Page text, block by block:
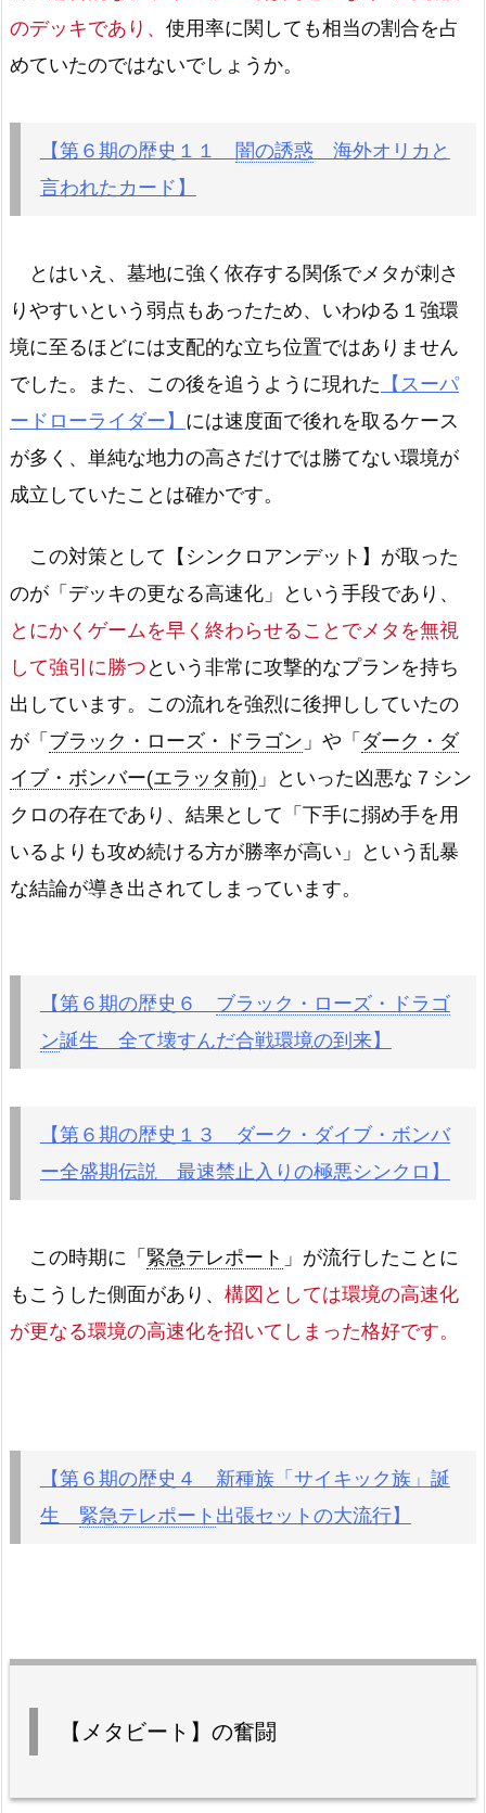
のデッキであり、 使用率に関しても相当の割合を占
めていたのではないでしょうか。
【第６期の歴史１１ 闇の誘惑 海外オリカと
言われたカード】
とはいえ、墓地に強く依存する関係でメタが刺さ
りやすいという弱点もあったため、いわゆる１強環
境に至るほどには支配的な立ち位置ではありません
でした。また、この後を追うように現れた 【スーパ
ードローライダー】 には速度面で後れを取るケース
が多く、単純な地力の高さだけでは勝てない環境が
成立していたことは確かです。
この対策として【シンクロアンデット】が取った
のが「デッキの更なる高速化」という手段であり、
とにかくゲームを早く終わらせることでメタを無視
して強引に勝つ という非常に攻撃的なプランを持ち
出しています。この流れを強烈に後押ししていたの
が「 ブラック・ローズ・ドラゴン 」や「 ダーク・ダ
イブ・ボンバー(エラッタ前) 」といった凶悪な７シン
クロの存在であり、結果として「下手に搦め手を用
いるよりも攻め続ける方が勝率が高い」という乱暴
な結論が導き出されてしまっています。
【第６期の歴史６ ブラック・ローズ・ドラゴ
ン誕生 全て壊すんだ合戦環境の到来】
【第６期の歴史１３ ダーク・ダイブ・ボンバ
ー全盛期伝説 最速禁止入りの極悪シンクロ】
この時期に「 緊急テレポート 」が流行したことに
もこうした側面があり、 構図としては環境の高速化
が更なる環境の高速化を招いてしまった格好です。
【第６期の歴史４ 新種族「サイキック族」誕
生 緊急テレポート 出張セットの大流行】
【メタビート】の奮闘